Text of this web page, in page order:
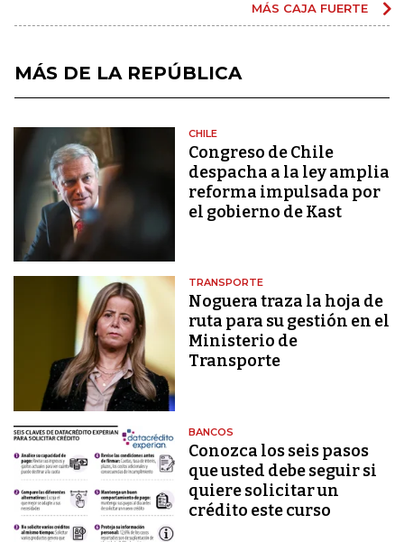
MÁS CAJA FUERTE
MÁS DE LA REPÚBLICA
CHILE
Congreso de Chile
despacha a la ley amplia
reforma impulsada por
el gobierno de Kast
TRANSPORTE
Noguera traza la hoja de
ruta para su gestión en el
Ministerio de
Transporte
BANCOS
Conozca los seis pasos
que usted debe seguir si
quiere solicitar un
crédito este curso